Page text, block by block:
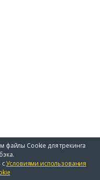
файлы Cookie для трекинга
сУсловиями использования